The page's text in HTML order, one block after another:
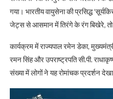
गया। भारतीय वायुसेना की प्रसिद्ध
जेट्स से आसमान में तिरंगे के रंग बिखेरे, तो
कार्यक्रम में राज्यपाल रमेन डेका,
रमन सिंह और उपराष्ट्रपति सी.पी.
संख्या में लोगों ने यह रोमांचक प्रदर्शन